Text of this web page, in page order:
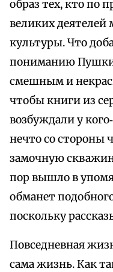
образ тех, кто по
великих
культуры. Что
пониманию
смешным и
чтобы книги из
возбуждали у
нечто со стороны
замочную
пор вышло в
обманет
поскольку
Повседневная
сама жизнь. Как